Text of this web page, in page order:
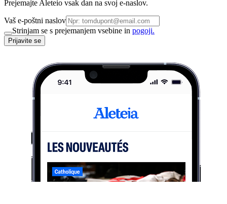
Prejemajte Aleteio vsak dan na svoj e-naslov.
Vaš e-poštni naslov
Strinjam se s prejemanjem vsebine in pogoji.
Prijavite se